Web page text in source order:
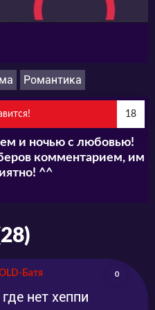
Романтика
18
и ночью с любовью!
комментарием, им
^^
Батя 0
нет хеппи